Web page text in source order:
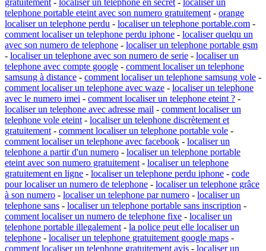
telephone portable eteint avec son numero gratuitement - orange
localiser un telephone perdu - localiser un telephone portable.com -
comment localiser un telephone perdu iphone - localiser quelqu un
avec son numero de telephone - localiser un telephone portable gsm
- localiser un telephone avec son numero de serie - localiser un
telephone avec compte google - comment localiser un telephone
samsung à distance - comment localiser un telephone samsung vole -
comment localiser un telephone avec waze - localiser un telephone
avec le numero imei - comment localiser un telephone eteint ? -
localiser un telephone avec adresse mail - comment localiser un
telephone vole eteint - localiser un telephone discrètement et
gratuitement - comment localiser un telephone portable vole -
comment localiser un telephone avec facebook - localiser un
telephone a partir d'un numero - localiser un telephone portable
eteint avec son numero gratuitement - localiser un telephone
gratuitement en ligne - localiser un telephone perdu iphone - code
pour localiser un numero de telephone - localiser un telephone grâce
à son numero - localiser un telephone par numero - localiser un
telephone sans - localiser un telephone portable sans inscription -
comment localiser un numero de telephone fixe - localiser un
telephone portable illegalement - la police peut elle localiser un
telephone - localiser un telephone gratuitement google maps -
comment localiser un telephone gratuitement avis - localiser un